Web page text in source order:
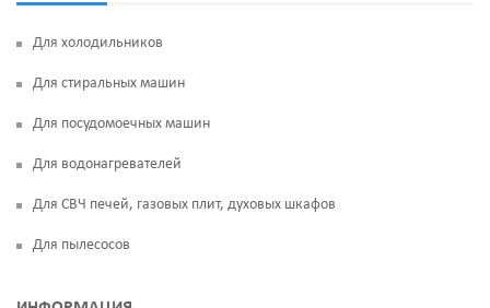
Для холодильников
Для стиральных машин
Для посудомоечных машин
Для водонагревателей
Для СВЧ печей, газовых плит, духовых шкафов
Для пылесосов